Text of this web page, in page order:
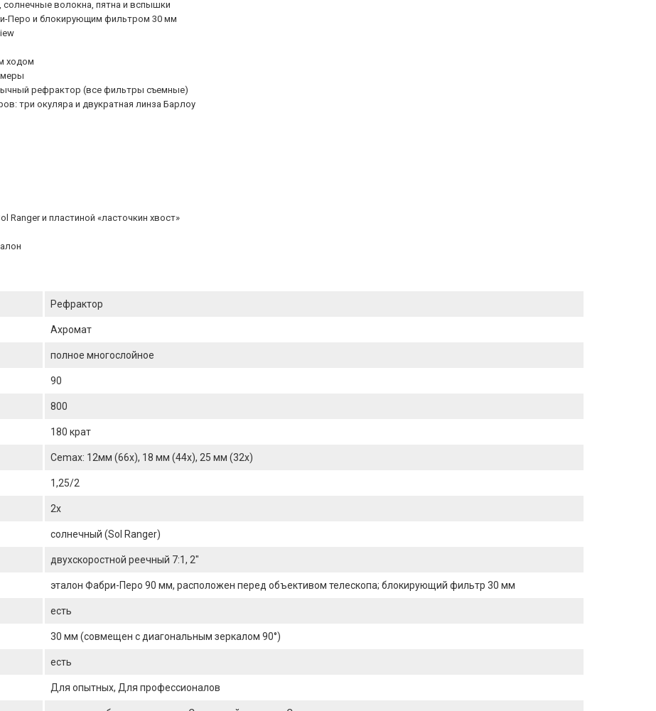
волокна, пятна и вспышки
Перо и блокирующим фильтром 30 мм
ходом
рефрактор (все фильтры съемные)
три окуляра и двукратная линза Барлоу
и пластиной «ласточкин хвост»
Рефрактор
Ахромат
полное многослойное
90
800
180 крат
Cemax: 12мм (66х), 18 мм (44х), 25 мм (32х)
1,25/2
2x
солнечный (Sol Ranger)
двухскоростной реечный 7:1, 2"
эталон Фабри-Перо 90 мм, расположен перед объективом телескопа; блокирующий фильтр 30 мм
есть
30 мм (совмещен с диагональным зеркалом 90°)
есть
Для опытных, Для профессионалов